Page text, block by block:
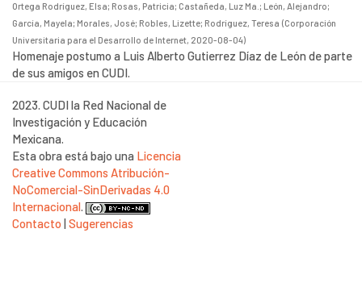
Ortega Rodríguez, Elsa; Rosas, Patricia; Castañeda, Luz Ma. ; León, Alejandro;
García, Mayela; Morales, José; Robles, Lizette; Rodríguez, Teresa (Corporación
Universitaria para el Desarrollo de Internet, 2020-08-04)
Homenaje postumo a Luis Alberto Gutierrez Díaz de León de parte
de sus amigos en CUDI.
2023. CUDI la Red Nacional de
Investigación y Educación
Mexicana.
Esta obra está bajo una Licencia
Creative Commons Atribución-
NoComercial-SinDerivadas 4.0
Internacional.
Contacto |Sugerencias